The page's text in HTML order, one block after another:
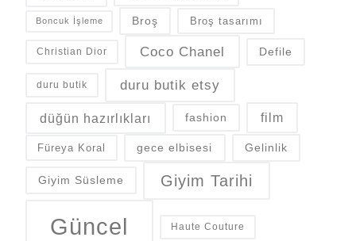
Boncuk İşleme Broş Broş tasarımı
Christian Dior Coco Chanel Defile
duru butik duru butik etsy
düğün hazırlıkları fashion film
Füreya Koral gece elbisesi Gelinlik
Giyim Süsleme Giyim Tarihi
Güncel Haute Couture